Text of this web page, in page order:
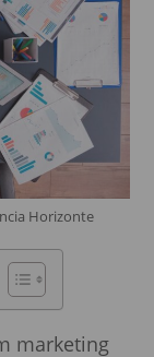
Horizonte
marketing